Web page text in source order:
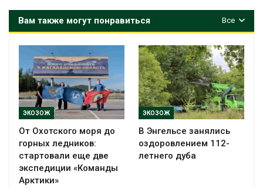
Все
Вам также могут понравиться
ЭКОЗОЖ
От Охотского моря до
горных ледников:
стартовали еще две
экспедиции «Команды
Арктики»
ЭКОЗОЖ
В Энгельсе занялись
оздоровлением 112-
летнего дуба